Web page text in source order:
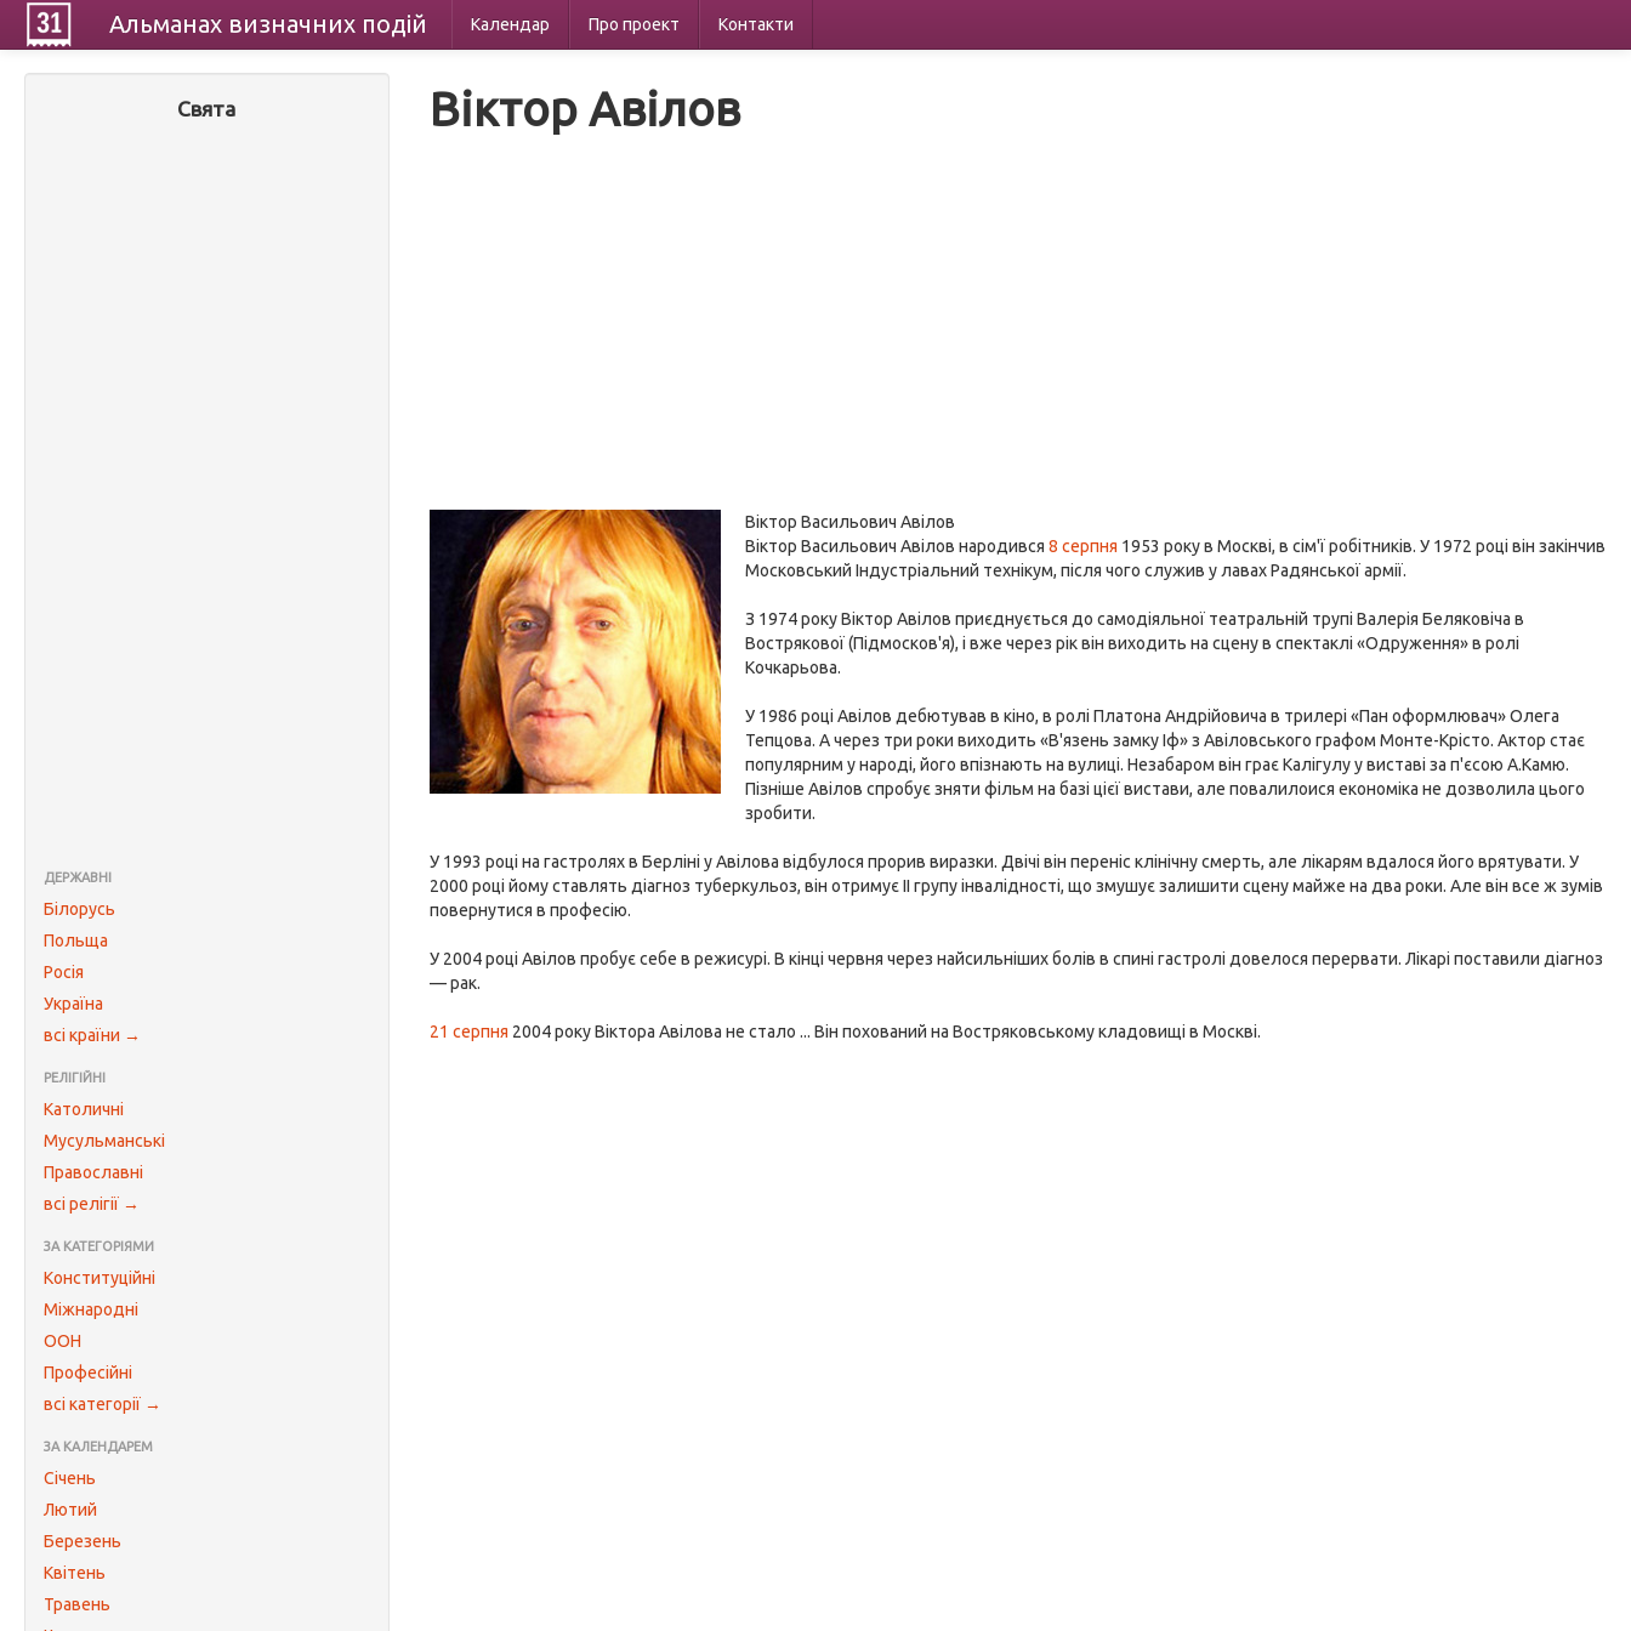
Альманах визначних подій Календар Про проект Контакти
Свята
ДЕРЖАВНІ
Білорусь
Польща
Росія
Україна
всі країни →
РЕЛІГІЙНІ
Католичні
Мусульманські
Православні
всі релігії →
ЗА КАТЕГОРІЯМИ
Конституційні
Міжнародні
ООН
Професійні
всі категорії →
ЗА КАЛЕНДАРЕМ
Січень
Лютий
Березень
Квітень
Травень
Віктор Авілов
Віктор Васильович Авілов
Віктор Васильович Авілов народився8 серпня 1953 року в Москві, в сім'ї робітників. У 1972 році він закінчив
Московський Індустріальний технікум, після чого служив у лавах Радянської армії.
З 1974 року Віктор Авілов приєднується до самодіяльної театральній трупі Валерія Беляковіча в
Вострякової (Підмосков'я), і вже через рік він виходить на сцену в спектаклі «Одруження» в ролі
Кочкарьова.
У 1986 році Авілов дебютував в кіно, в ролі Платона Андрійовича в трилері «Пан оформлювач» Олега
Тепцова. А через три роки виходить «В'язень замку Іф» з Авіловського графом Монте-Крісто. Актор стає
популярним у народі, його впізнають на вулиці. Незабаром він грає Калігулу у виставі за п'єсою А.Камю.
Пізніше Авілов спробує зняти фільм на базі цієї вистави, але повалилоися економіка не дозволила цього
зробити.
У 1993 році на гастролях в Берліні у Авілова відбулося прорив виразки. Двічі він переніс клінічну смерть, але лікарям вдалося його врятувати. У
2000 році йому ставлять діагноз туберкульоз, він отримує II групу інвалідності, що змушує залишити сцену майже на два роки. Але він все ж зумів
повернутися в професію.
У 2004 році Авілов пробує себе в режисурі. В кінці червня через найсильніших болів в спині гастролі довелося перервати. Лікарі поставили діагноз
— рак.
21 серпня 2004 року Віктора Авілова не стало ... Він похований на Востряковському кладовищі в Москві.